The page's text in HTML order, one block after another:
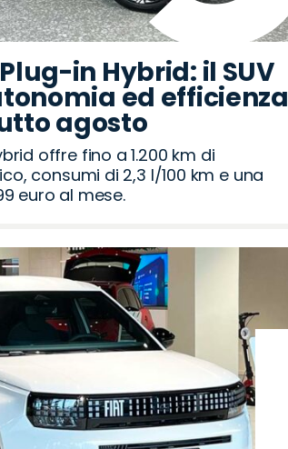
in Hybrid: il SUV
ed efficienza
agosto
offre fino a 1.200 km di
consumi di 2,3 l/100 km e una
euro al mese.